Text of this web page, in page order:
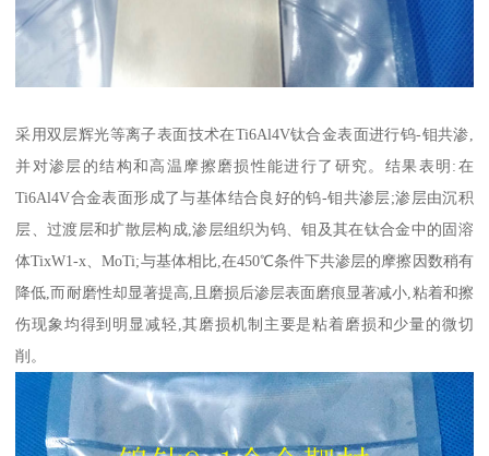
采用双层辉光等离子表面技术在Ti6Al4V钛合金表面进行钨-钼共渗,
并对渗层的结构和高温摩擦磨损性能进行了研究。结果表明:在
Ti6Al4V合金表面形成了与基体结合良好的钨-钼共渗层;渗层由沉积
层、过渡层和扩散层构成,渗层组织为钨、钼及其在钛合金中的固溶
体TixW1-x、MoTi;与基体相比,在450℃条件下共渗层的摩擦因数稍有
降低,而耐磨性却显著提高,且磨损后渗层表面磨痕显著减小,粘着和擦
伤现象均得到明显减轻,其磨损机制主要是粘着磨损和少量的微切
削。